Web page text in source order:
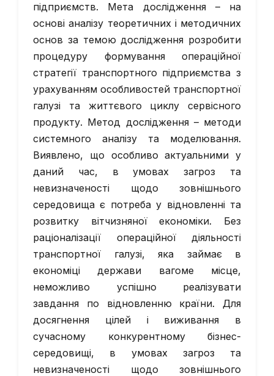
підприємств. Мета дослідження – на
основі аналізу теоретичних і методичних
основ за темою дослідження розробити
процедуру формування операційної
стратегії транспортного підприємства з
урахуванням особливостей транспортної
галузі та життєвого циклу сервісного
продукту. Метод дослідження – методи
системного аналізу та моделювання.
Виявлено, що особливо актуальними у
даний час, в умовах загроз та
невизначеності щодо зовнішнього
середовища є потреба у відновленні та
розвитку вітчизняної економіки. Без
раціоналізації операційної діяльності
транспортної галузі, яка займає в
економіці держави вагоме місце,
неможливо успішно реалізувати
завдання по відновленню країни. Для
досягнення цілей і виживання в
сучасному конкурентному бізнес-
середовищі, в умовах загроз та
невизначеності щодо зовнішнього